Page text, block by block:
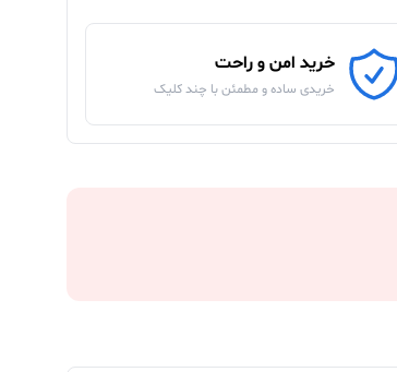
خرید امن و راحت
خریدی ساده و مطمئن با چند کلیک